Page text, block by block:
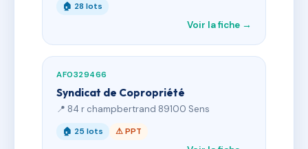
🏠 28 lots
Voir la fiche →
AF0329466
Syndicat de Copropriété
📍 84 r champbertrand 89100 Sens
🏠 25 lots ⚠ PPT